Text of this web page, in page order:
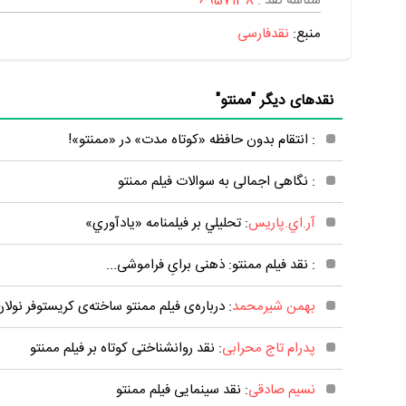
منبع: نقدفارسی
نقدهای دیگر "ممنتو"
: انتقام بدون حافظه «کوتاه مدت» در «ممنتو»!
: نگاهی اجمالی به سوالات فیلم ممنتو
آر.اي.پاريس: تحليلي بر فيلمنامه «يادآوري»
: نقد فیلم ممنتو: ذهنی برایِ فراموشی...
بهمن شیرمحمد: درباره‌ی فیلم ممنتو ساخته‌ی کریستوفر
پدرام تاج محرابی: نقد روانشناختی کوتاه بر فیلم ممنتو
نسیم صادقی: نقد سینمایی فیلم ممنتو